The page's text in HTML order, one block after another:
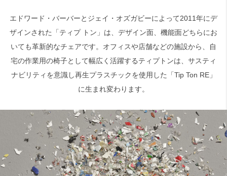
検索
エドワード・バーバーとジェイ・オズガビーによって2011年にデ
ザインされた「ティプ トン」は、デザイン面、機能面どちらにお
いても革新的なチェアです。オフィスや店舗などの施設から、自
宅の作業用の椅子として幅広く活躍するティプトンは、サスティ
ナビリティを意識し再生プラスチックを使用した「Tip Ton RE」
に生まれ変わります。